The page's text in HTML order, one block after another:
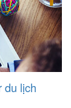
du lịch